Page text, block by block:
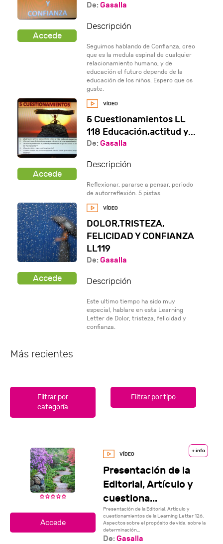
De:Gasalla
Descripción
Seguimos hablando de Confianza, creo
que es la medula espinal de cualquier
relacionamiento humano, y de
educación el futuro depende de la
educación de los niños. Espero que os
guste.
5 Cuestionamientos LL
118 Educación,actitud y...
De:Gasalla
Descripción
Reflexionar, pararse a pensar, periodo
de autorreflexión. 5 pistas
DOLOR,TRISTEZA,
FELICIDAD Y CONFIANZA
LL119
De:Gasalla
Descripción
Este ultimo tiempo ha sido muy
especial, hablare en esta Learning
Letter de Dolor, tristeza, felicidad y
confianza.
Más recientes
Filtrar por
categoría
Filtrar por tipo
+ info
Presentación de la
Editorial, Artículo y
cuestiona...
Presentación de la Editorial, Artículo y
cuestionamientos de la Learning Letter 126.
Aspectos sobre el propósito de vida, sobre la
determinación...
De:Gasalla